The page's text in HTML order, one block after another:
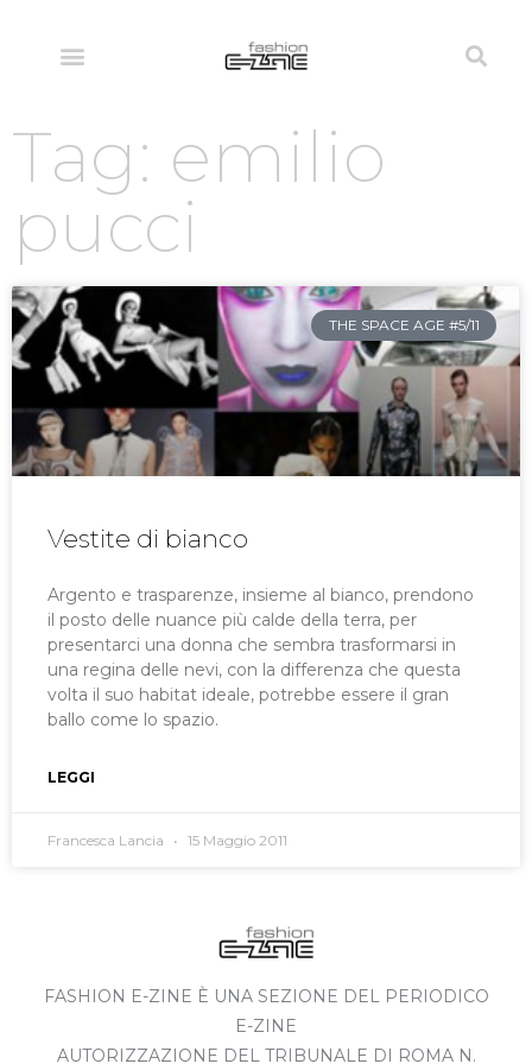
Tag: emilio
pucci
THE SPACE AGE #5/11
Vestite di bianco
Argento e trasparenze, insieme al bianco, prendono
il posto delle nuance più calde della terra, per
presentarci una donna che sembra trasformarsi in
una regina delle nevi, con la differenza che questa
volta il suo habitat ideale, potrebbe essere il gran
ballo come lo spazio.
LEGGI
Francesca Lancia 15 Maggio 2011
FASHION E-ZINE È UNA SEZIONE DEL PERIODICO
E-ZINE
AUTORIZZAZIONE DEL TRIBUNALE DI ROMA N.